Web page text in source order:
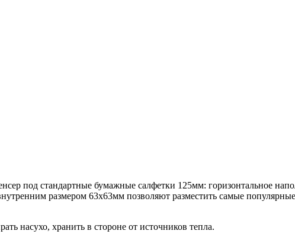
под стандартные бумажные салфетки 125мм: горизонтальное
размером 63х63мм позволяют разместить самые
насухо, хранить в стороне от источников тепла.